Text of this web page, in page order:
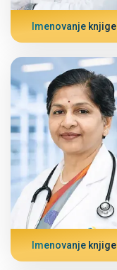
Imenovanje knjige
Imenovanje knjige